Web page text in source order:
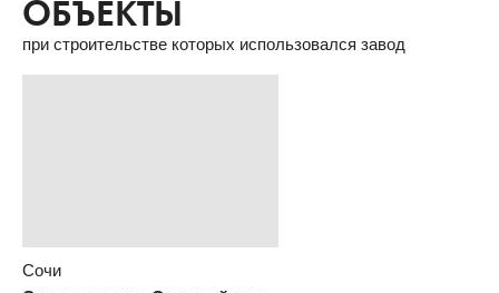
ОБЪЕКТЫ
при строительстве которых использовался завод
Сочи